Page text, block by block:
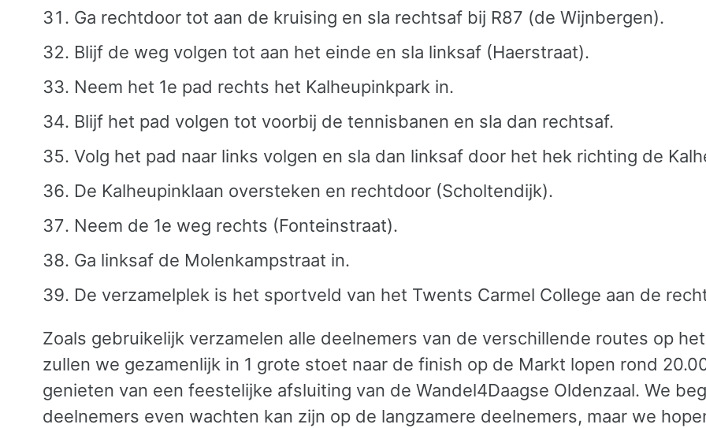
Ga rechtdoor tot aan de kruising en sla rechtsaf bij R87 (de Wijnbergen).
Blijf de weg volgen tot aan het einde en sla linksaf (Haerstraat).
Neem het 1e pad rechts het Kalheupinkpark in.
Blijf het pad volgen tot voorbij de tennisbanen en sla dan rechtsaf.
Volg het pad naar links volgen en sla dan linksaf door het hek richting de
De Kalheupinklaan oversteken en rechtdoor (Scholtendijk).
Neem de 1e weg rechts (Fonteinstraat).
Ga linksaf de Molenkampstraat in.
De verzamelplek is het sportveld van het Twents Carmel College aan de
Zoals gebruikelijk verzamelen alle deelnemers van de verschillende routes op
zullen we gezamenlijk in 1 grote stoet naar de finish op de Markt lopen rond
genieten van een feestelijke afsluiting van de Wandel4Daagse Oldenzaal. We
deelnemers even wachten kan zijn op de langzamere deelnemers, maar we